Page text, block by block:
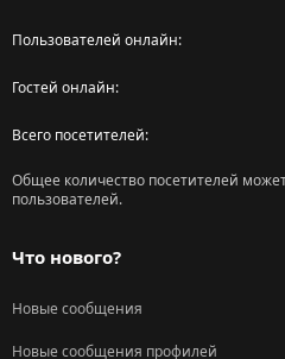
Пользователей онлайн
Гостей онлайн
Всего посетителей
Общее количество посетителей
пользователей.
Что нового?
Новые сообщения
Новые сообщения профилей